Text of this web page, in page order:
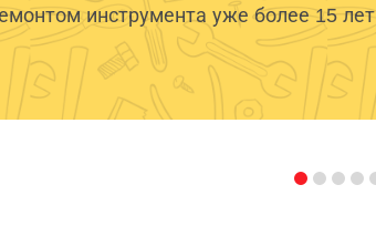
инструмента уже более 15 лет